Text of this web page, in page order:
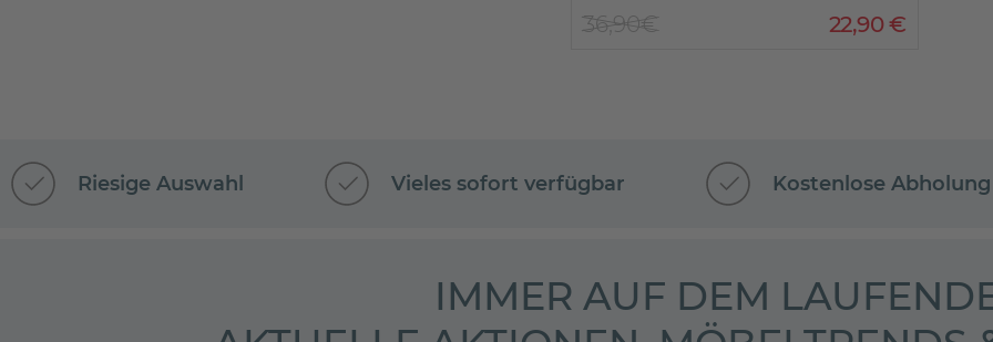
22,90€
36,90€
Riesige Auswahl Vieles sofort verfügbar Kostenlose
IMMER AUF DEM